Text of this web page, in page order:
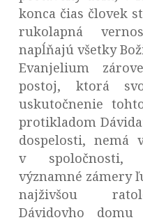
konca čias človek
rukolapná
napĺňajú všetky
Evanjelium
postoj, ktorá
uskutočnenie
protikladom
dospelosti, nemá
v spoločnosti,
významné zámery
najživšou
Dávidovho